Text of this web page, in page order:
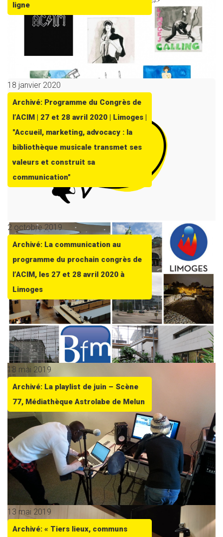
ligne
18 janvier 2020
Archivé: Programme du Congrès de
l’ACIM | 27 et 28 avril 2020 | Limoges |
"Accueil, marketing, advocacy : la
bibliothèque musicale transmet ses
valeurs et construit sa
communication"
2 octobre 2019
Archivé: La communication au
programme du prochain congrès de
l’ACIM, les 27 et 28 avril 2020 à
Limoges
18 mai 2019
Archivé: La playlist de juin – Scène
77, Médiathèque Astrolabe de Melun
13 mai 2019
Archivé: « Tiers lieux, communs